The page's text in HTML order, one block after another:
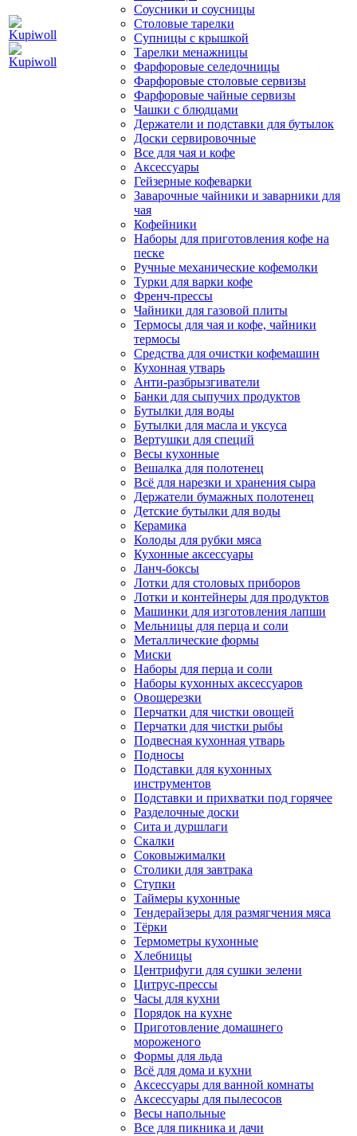
Соусники и соусницы
Столовые тарелки
Супницы с крышкой
Тарелки менажницы
Фарфоровые селедочницы
Фарфоровые столовые сервизы
Фарфоровые чайные сервизы
Чашки с блюдцами
Держатели и подставки для бутылок
Доски сервировочные
Все для чая и кофе
Аксессуары
Гейзерные кофеварки
Заварочные чайники и заварники для
чая
Кофейники
Наборы для приготовления кофе на
песке
Ручные механические кофемолки
Турки для варки кофе
Френч-прессы
Чайники для газовой плиты
Термосы для чая и кофе, чайники
термосы
Средства для очистки кофемашин
Кухонная утварь
Анти-разбрызгиватели
Банки для сыпучих продуктов
Бутылки для воды
Бутылки для масла и уксуса
Вертушки для специй
Весы кухонные
Вешалка для полотенец
Всё для нарезки и хранения сыра
Держатели бумажных полотенец
Детские бутылки для воды
Керамика
Колоды для рубки мяса
Кухонные аксессуары
Ланч-боксы
Лотки для столовых приборов
Лотки и контейнеры для продуктов
Машинки для изготовления лапши
Мельницы для перца и соли
Металлические формы
Миски
Наборы для перца и соли
Наборы кухонных аксессуаров
Овощерезки
Перчатки для чистки овощей
Перчатки для чистки рыбы
Подвесная кухонная утварь
Подносы
Подставки для кухонных
инструментов
Подставки и прихватки под горячее
Разделочные доски
Сита и дуршлаги
Скалки
Соковыжималки
Столики для завтрака
Ступки
Таймеры кухонные
Тендерайзеры для размягчения мяса
Тёрки
Термометры кухонные
Хлебницы
Центрифуги для сушки зелени
Цитрус-прессы
Часы для кухни
Порядок на кухне
Приготовление домашнего
мороженого
Формы для льда
Всё для дома и кухни
Аксессуары для ванной комнаты
Аксессуары для пылесосов
Весы напольные
Все для пикника и дачи